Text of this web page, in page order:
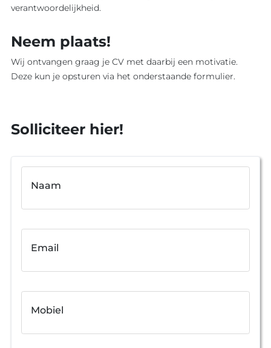
verantwoordelijkheid.
Neem plaats!
Wij ontvangen graag je CV met daarbij een motivatie.
Deze kun je opsturen via het onderstaande formulier.
Solliciteer hier!
Naam
Email
Mobiel